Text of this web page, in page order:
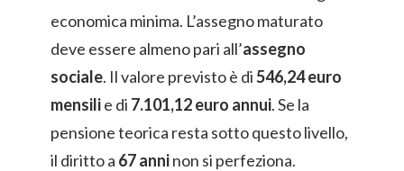
economica minima. L’assegno maturato
deve essere almeno pari all’assegno
sociale. Il valore previsto è di546,24 euro
mensilie di 7.101,12 euro annui. Se la
pensione teorica resta sotto questo livello,
il diritto a 67 anninon si perfeziona.